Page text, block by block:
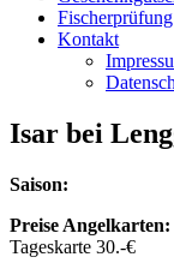
Fischerprüfung
Kontakt
Isar bei
Saison:
Preise Angelkarten:
Tageskarte 30.-€